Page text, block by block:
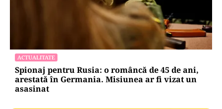
ACTUALITATE
Spionaj pentru Rusia: o româncă de 45 de ani,
arestată în Germania. Misiunea ar fi vizat un
asasinat